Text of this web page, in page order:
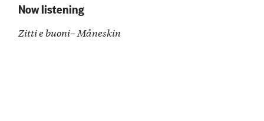
Now listening
Zitti e buoni– Måneskin